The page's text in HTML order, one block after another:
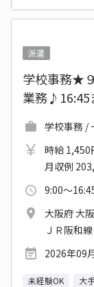
派遣
学校事務★
業務
学校事務 /
時給
月収例
9:00～
大阪府 大
ＪＲ阪和
2026年09
未経験OK 大